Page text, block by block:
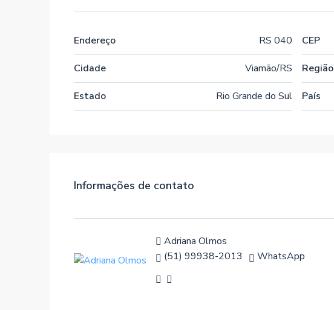
Endereço RS 040
Cidade Viamão/RS
Estado Rio Grande do Sul
CEP
Região
País
Informações de contato
Adriana Olmos
(51) 99938-2013
WhatsApp